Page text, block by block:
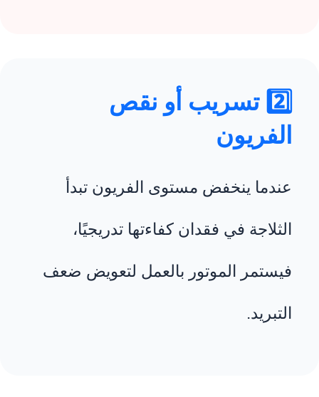
2️⃣ تسريب أو نقص
الفريون
عندما ينخفض مستوى الفريون تبدأ
الثلاجة في فقدان كفاءتها تدريجيًا،
فيستمر الموتور بالعمل لتعويض ضعف
التبريد.